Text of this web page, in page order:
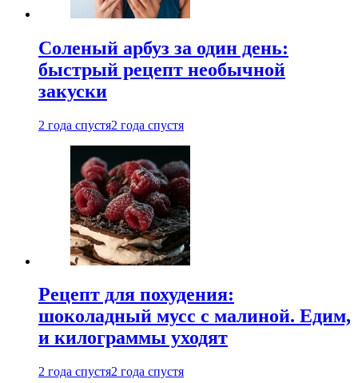
Соленый арбуз за один день:
быстрый рецепт необычной
закуски
2 года спустя2 года спустя
Рецепт для похудения:
шоколадный мусс с малиной. Едим,
и килограммы уходят
2 года спустя2 года спустя